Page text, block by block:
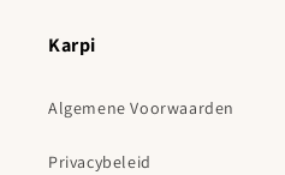
Karpi
Algemene Voorwaarden
Privacybeleid